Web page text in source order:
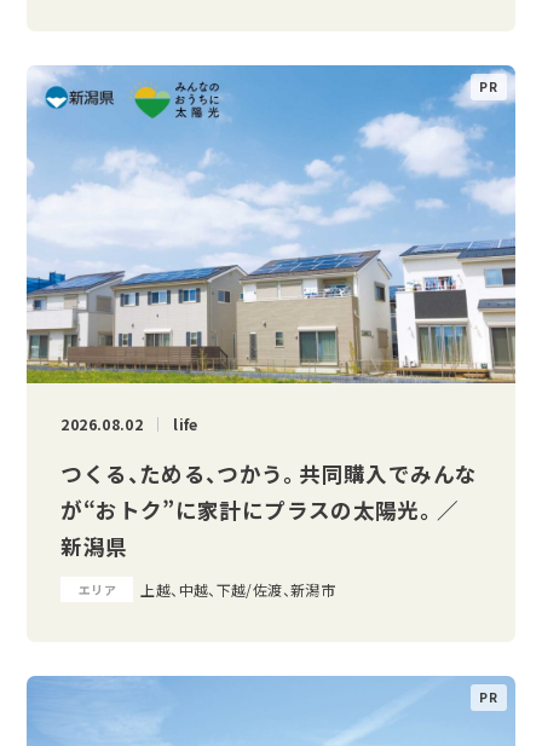
2026.08.02 life
つくる、ためる、つかう。 共同購入でみんな
が“おトク”に家計にプラスの太陽光。 ／
新潟県
エリア 上越、中越、下越/佐渡、新潟市